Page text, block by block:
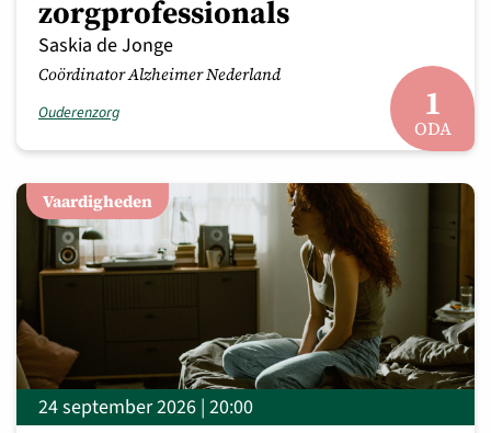
zorgprofessionals
Saskia de Jonge
Coördinator Alzheimer Nederland
Ouderenzorg 1
ODA
Vaardigheden
24 september 2026 | 20:00